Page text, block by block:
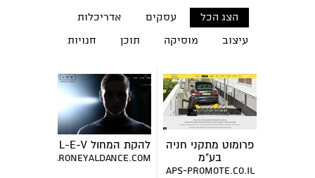
הצג הכל עסקים
אדריכלות
עיצוב
מוסיקה תוכן חנויות
פרומוט מתקני חניה
בע"מ
aps-promote.co.il
להקת המחול L-E-V
www.sharoneyaldance.com